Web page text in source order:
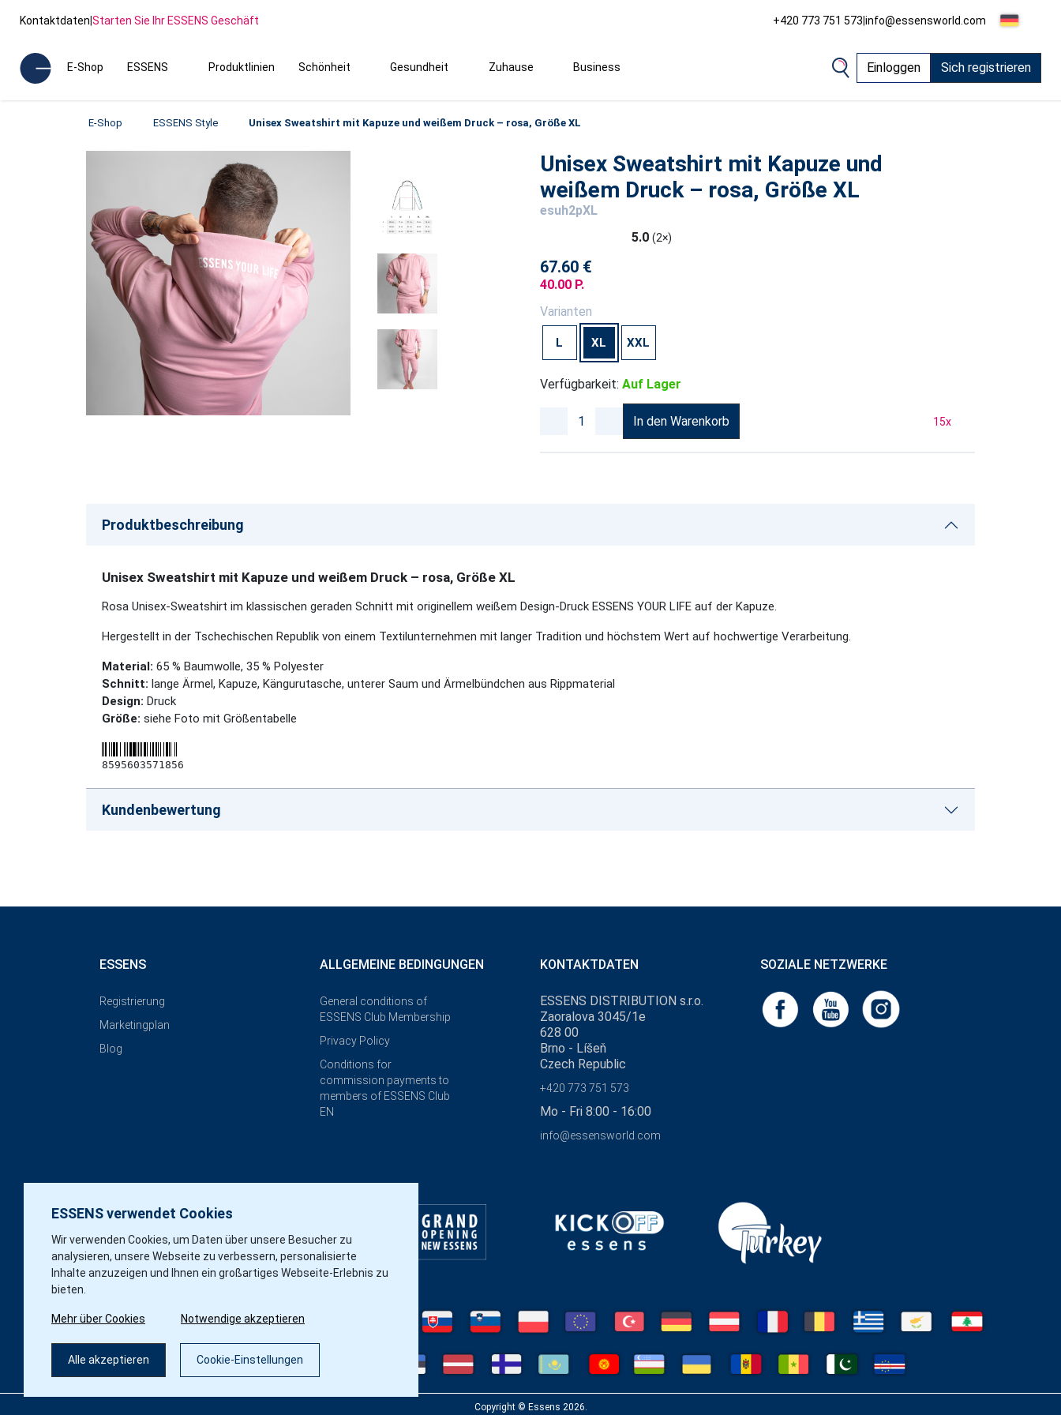
Kontaktdaten|Starten Sie Ihr ESSENS Geschäft +420 773 751 573|info@essensworld.com
E-Shop ESSENS Produktlinien Schönheit Gesundheit Zuhause Business Einloggen Sich registrieren
E-Shop ESSENS Style Unisex Sweatshirt mit Kapuze und weißem Druck – rosa, Größe XL
Unisex Sweatshirt mit Kapuze und
weißem Druck – rosa, Größe XL
esuh2pXL
5.0 (2×)
67.60 €
40.00 P.
Varianten
L XL XXL
Verfügbarkeit: Auf Lager
In den Warenkorb 15x
Produktbeschreibung
Unisex Sweatshirt mit Kapuze und weißem Druck – rosa, Größe XL
Rosa Unisex-Sweatshirt im klassischen geraden Schnitt mit originellem weißem Design-Druck ESSENS YOUR LIFE auf der Kapuze.
Hergestellt in der Tschechischen Republik von einem Textilunternehmen mit langer Tradition und höchstem Wert auf hochwertige Verarbeitung.
Material: 65 % Baumwolle, 35 % Polyester
Schnitt: lange Ärmel, Kapuze, Kängurutasche, unterer Saum und Ärmelbündchen aus Rippmaterial
Design: Druck
Größe: siehe Foto mit Größentabelle
8595603571856
Kundenbewertung
ESSENS verwendet Cookies
Wir verwenden Cookies, um Daten über unsere Besucher zu
analysieren, unsere Webseite zu verbessern, personalisierte
Inhalte anzuzeigen und Ihnen ein großartiges Webseite-Erlebnis zu
bieten.
Mehr über Cookies Notwendige akzeptieren
Alle akzeptieren Cookie-Einstellungen
ESSENS
Registrierung
Marketingplan
Blog
ALLGEMEINE BEDINGUNGEN
General conditions of
ESSENS Club Membership
Privacy Policy
Conditions for
commission payments to
members of ESSENS Club
EN
KONTAKTDATEN
ESSENS DISTRIBUTION s.r.o.
Zaoralova 3045/1e
628 00
Brno - Líšeň
Czech Republic
+420 773 751 573
Mo - Fri 8:00 - 16:00
info@essensworld.com
SOZIALE NETZWERKE
Copyright © Essens 2026.